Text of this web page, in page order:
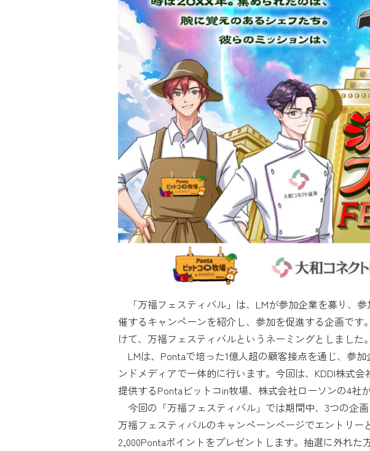
「万福フェスティバル」は、LMが参加企業を募り、
催するキャンペーンを紹介し、参加を促進する企画で
けて、万福フェスティバルというネーミングとしました。
LMは、Pontaで培った1億人超の顧客接点を通じ、参
ンドメディアで一体的に行います。今回は、KDDI株式
提供するPontaビットコin牧場、株式会社ローソンの4社
今回の「万福フェスティバル」では期間中、3つの企
万福フェスティバルのキャンペーンページでエントリ
2,000Pontaポイントをプレゼントします。抽選に外れ